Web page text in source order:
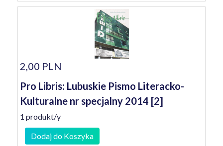
2,00 PLN
Pro Libris: Lubuskie Pismo Literacko-
Kulturalne nr specjalny 2014 [2]
1 produkt/y
Dodaj do Koszyka